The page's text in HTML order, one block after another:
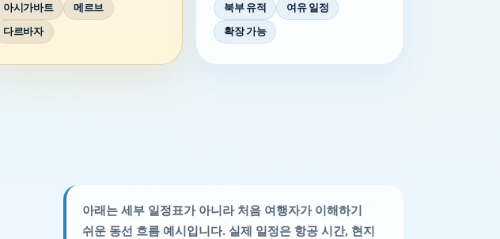
아시가바트
메르브
다르바자
북부 유적
여유 일정
확장 가능
아래는 세부 일정표가 아니라 처음 여행자가 이해하기
쉬운 동선 흐름 예시입니다. 실제 일정은 항공 시간, 현지